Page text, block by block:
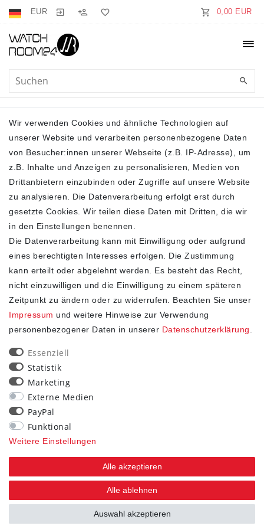
EUR 0,00 EUR
SCHALKRAGEN
Filter
SHOP
Impressum
Daten­schutz­erklärung
AGB
Widerrufs­recht
STAY CONNECTED
Wir verwenden Cookies und ähnliche Technologien auf
unserer Website und verarbeiten personenbezogene Daten
von Besucher:innen unserer Webseite (z.B. IP-Adresse), um
z.B. Inhalte und Anzeigen zu personalisieren, Medien von
Drittanbietern einzubinden oder Zugriffe auf unsere Website
zu analysieren. Die Datenverarbeitung erfolgt erst durch
gesetzte Cookies. Wir teilen diese Daten mit Dritten, die wir
in den Einstellungen benennen.
Die Datenverarbeitung kann mit Einwilligung oder aufgrund
eines berechtigten Interesses erfolgen. Die Zustimmung
kann erteilt oder abgelehnt werden. Es besteht das Recht,
nicht einzuwilligen und die Einwilligung zu einem späteren
Zeitpunkt zu ändern oder zu widerrufen. Beachten Sie unser
Impressum und weitere Hinweise zur Verwendung
personenbezogener Daten in unserer Daten­schutz­erklärung
Essenziell
Statistik
Marketing
Externe Medien
PayPal
Funktional
Weitere Einstellungen
Alle akzeptieren
Alle ablehnen
Auswahl akzeptieren